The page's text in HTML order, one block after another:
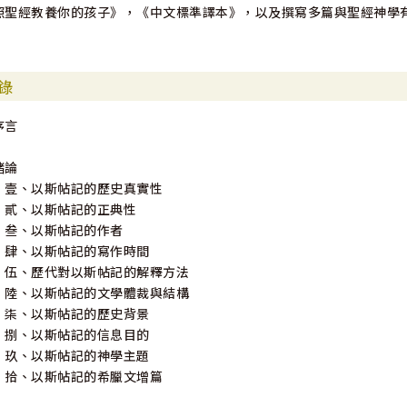
聖經教養你的孩子》，《中文標準譯本》，以及撰寫多篇與聖經神學
言
論
、以斯帖記的歷史真實性
、以斯帖記的正典性
、以斯帖記的作者
、以斯帖記的寫作時間
、歷代對以斯帖記的解釋方法
、以斯帖記的文學體裁與結構
、以斯帖記的歷史背景
、以斯帖記的信息目的
、以斯帖記的神學主題
、以斯帖記的希臘文增篇